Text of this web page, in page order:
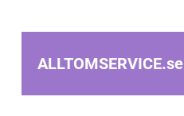
ALLTOMSERVICE.se